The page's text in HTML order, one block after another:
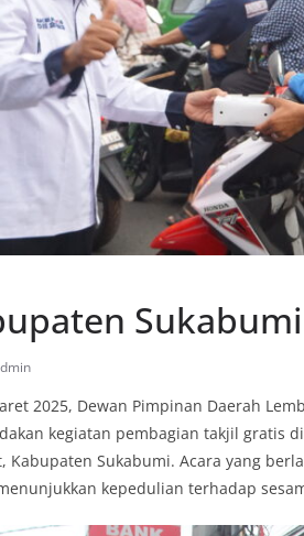
2025, Dewan Pimpinan Daerah
kegiatan pembagian takjil gratis
Kabupaten Sukabumi. Acara yang
kepedulian terhadap